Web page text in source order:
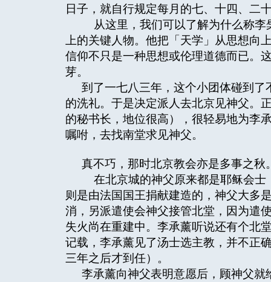
日子，就自行规定每月的七、十四、二
从这里，我们可以了解为什么称李
上的关键人物。他把「天学」从思想向
信仰不只是一种思想或伦理道德而已。
芽。
到了一七八三年，这个小团体碰到
的洗礼。于是决定派人去北京见神父。
的秘书长，地位很高），很轻易地为李
嘱咐，去找南堂求见神父。
真不巧，那时北京教会亦是多事之秋
在北京城的神父原来都是耶稣会士
则是由法国国王捐献建造的，神父大多
消，另派遣使会神父接管北堂，因为遣
失火尚在重建中。李承薰听说还有个北
记载，李承薰见了汤士选主教，并不正
三年之后才到任）。
李承薰向神父表明意愿后，顾神父